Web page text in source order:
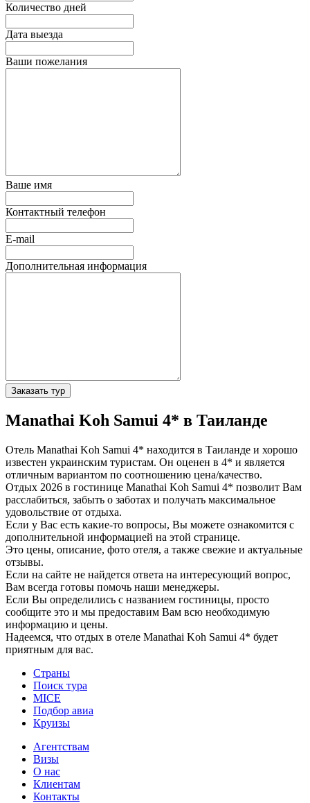
Количество дней
Дата выезда
Ваши пожелания
Ваше имя
Контактный телефон
E-mail
Дополнительная информация
Заказать тур
Manathai Koh Samui 4* в Таиланде
Отель Manathai Koh Samui 4* находится в Таиланде и хорошо
известен украинским туристам. Он оценен в 4* и является
отличным вариантом по соотношению цена/качество.
Отдых 2026 в гостинице Manathai Koh Samui 4* позволит Вам
расслабиться, забыть о заботах и получать максимальное
удовольствие от отдыха.
Если у Вас есть какие-то вопросы, Вы можете ознакомится с
дополнительной информацией на этой странице.
Это цены, описание, фото отеля, а также свежие и актуальные
отзывы.
Если на сайте не найдется ответа на интересующий вопрос,
Вам всегда готовы помочь наши менеджеры.
Если Вы определились с названием гостиницы, просто
сообщите это и мы предоставим Вам всю необходимую
информацию и цены.
Надеемся, что отдых в отеле Manathai Koh Samui 4* будет
приятным для вас.
Страны
Поиск тура
MICE
Подбор авиа
Круизы
Агентствам
Визы
О нас
Клиентам
Контакты